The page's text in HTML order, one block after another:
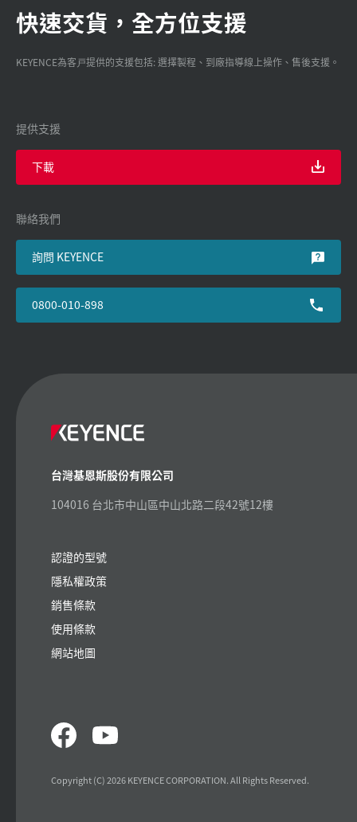
快速交貨，全方位支援
KEYENCE為客戸提供的支援包括: 選擇製程、到廠指導線上操作、售後支援。
提供支援
下載
聯絡我們
詢問 KEYENCE
0800-010-898
台灣基恩斯股份有限公司
104016 台北市中山區中山北路二段42號12樓
認證的型號
隱私權政策
銷售條款
使用條款
網站地圖
Copyright (C) 2026 KEYENCE CORPORATION. All Rights Reserved.